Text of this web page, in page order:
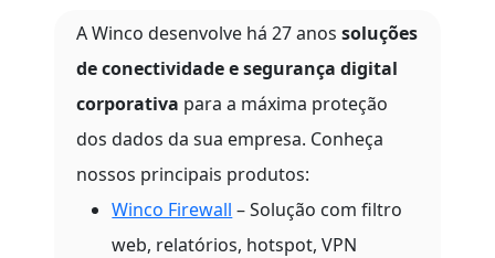
A Winco desenvolve há 27 anossoluções
de conectividade e segurança digital
corporativa para a máxima proteção
dos dados da sua empresa. Conheça
nossos principais produtos:
Winco Firewall – Solução com filtro
web, relatórios, hotspot, VPN